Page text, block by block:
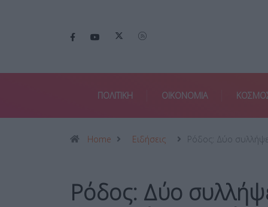
ΠΟΛΙΤΙΚΗ ΟΙΚΟΝΟΜΙΑ
Home Ειδήσεις Ρόδος: Δύο
Ρόδος: Δύο